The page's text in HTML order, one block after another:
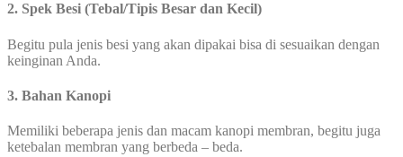
2. Spek Besi (Tebal/Tipis Besar dan Kecil)
Begitu pula jenis besi yang akan dipakai bisa di sesuaikan dengan
keinginan Anda.
3. Bahan Kanopi
Memiliki beberapa jenis dan macam kanopi membran, begitu juga
ketebalan membran yang berbeda – beda.